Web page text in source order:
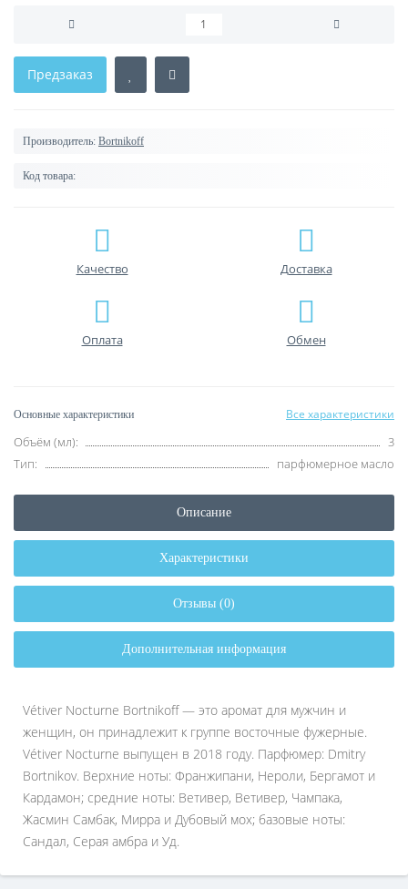
Предзаказ
Производитель: Bortnikoff
Код товара:
Качество Доставка
Оплата Обмен
Основные характеристики Все характеристики
Объём (мл):
3
Тип:
парфюмерное масло
Описание
Характеристики
Отзывы (0)
Дополнительная информация
Vétiver Nocturne Bortnikoff — это аромат для мужчин и
женщин, он принадлежит к группе восточные фужерные.
Vétiver Nocturne выпущен в 2018 году. Парфюмер: Dmitry
Bortnikov. Верхние ноты: Франжипани, Нероли, Бергамот и
Кардамон; средние ноты: Ветивер, Ветивер, Чампака,
Жасмин Самбак, Мирра и Дубовый мох; базовые ноты:
Сандал, Серая амбра и Уд.